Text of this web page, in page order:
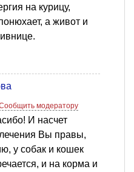
на курицу,
а живот и
модератору
И насчет
Вы правы,
у собак и кошек
и на корма и